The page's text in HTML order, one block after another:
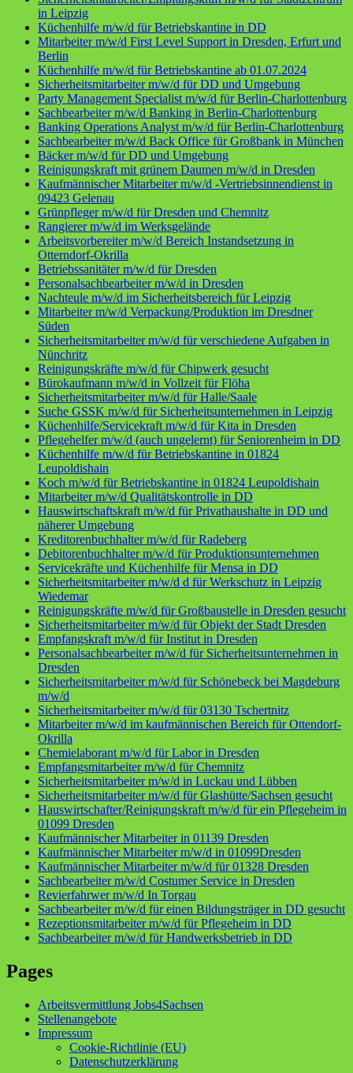
in Leipzig
Küchenhilfe m/w/d für Betriebskantine in DD
Mitarbeiter m/w/d First Level Support in Dresden, Erfurt und
Berlin
Küchenhilfe m/w/d für Betriebskantine ab 01.07.2024
Sicherheitsmitarbeiter m/w/d für DD und Umgebung
Party Management Specialist m/w/d für Berlin-Charlottenburg
Sachbearbeiter m/w/d Banking in Berlin-Charlottenburg
Banking Operations Analyst m/w/d für Berlin-Charlottenburg
Sachbearbeiter m/w/d Back Office für Großbank in München
Bäcker m/w/d für DD und Umgebung
Reinigungskraft mit grünem Daumen m/w/d in Dresden
Kaufmännischer Mitarbeiter m/w/d -Vertriebsinnendienst in
09423 Gelenau
Grünpfleger m/w/d für Dresden und Chemnitz
Rangierer m/w/d im Werksgelände
Arbeitsvorbereiter m/w/d Bereich Instandsetzung in
Otterndorf-Okrilla
Betriebssanitäter m/w/d für Dresden
Personalsachbearbeiter m/w/d in Dresden
Nachteule m/w/d im Sicherheitsbereich für Leipzig
Mitarbeiter m/w/d Verpackung/Produktion im Dresdner
Süden
Sicherheitsmitarbeiter m/w/d für verschiedene Aufgaben in
Nünchritz
Reinigungskräfte m/w/d für Chipwerk gesucht
Bürokaufmann m/w/d in Vollzeit für Flöha
Sicherheitsmitarbeiter m/w/d für Halle/Saale
Suche GSSK m/w/d für Sicherheitsunternehmen in Leipzig
Küchenhilfe/Servicekraft m/w/d für Kita in Dresden
Pflegehelfer m/w/d (auch ungelernt) für Seniorenheim in DD
Küchenhilfe m/w/d für Betriebskantine in 01824
Leupoldishain
Koch m/w/d für Betriebskantine in 01824 Leupoldishain
Mitarbeiter m/w/d Qualitätskontrolle in DD
Hauswirtschaftskraft m/w/d für Privathaushalte in DD und
näherer Umgebung
Kreditorenbuchhalter m/w/d für Radeberg
Debitorenbuchhalter m/w/d für Produktionsunternehmen
Servicekräfte und Küchenhilfe für Mensa in DD
Sicherheitsmitarbeiter m/w/d d für Werkschutz in Leipzig
Wiedemar
Reinigungskräfte m/w/d für Großbaustelle in Dresden gesucht
Sicherheitsmitarbeiter m/w/d für Objekt der Stadt Dresden
Empfangskraft m/w/d für Institut in Dresden
Personalsachbearbeiter m/w/d für Sicherheitsunternehmen in
Dresden
Sicherheitsmitarbeiter m/w/d für Schönebeck bei Magdeburg
m/w/d
Sicherheitsmitarbeiter m/w/d für 03130 Tschertnitz
Mitarbeiter m/w/d im kaufmännischen Bereich für Ottendorf-
Okrilla
Chemielaborant m/w/d für Labor in Dresden
Empfangsmitarbeiter m/w/d für Chemnitz
Sicherheitsmitarbeiter m/w/d in Luckau und Lübben
Sicherheitsmitarbeiter m/w/d für Glashütte/Sachsen gesucht
Hauswirtschafter/Reinigungskraft m/w/d für ein Pflegeheim in
01099 Dresden
Kaufmännischer Mitarbeiter in 01139 Dresden
Kaufmännischer Mitarbeiter m/w/d in 01099Dresden
Kaufmännischer Mitarbeiter m/w/d für 01328 Dresden
Sachbearbeiter m/w/d Costumer Service in Dresden
Revierfahrwer m/w/d In Torgau
Sachbearbeiter m/w/d für einen Bildungsträger in DD gesucht
Rezeptionsmitarbeiter m/w/d für Pflegeheim in DD
Sachbearbeiter m/w/d für Handwerksbetrieb in DD
Pages
Arbeitsvermittlung Jobs4Sachsen
Stellenangebote
Impressum
Cookie-Richtlinie (EU)
Datenschutzerklärung